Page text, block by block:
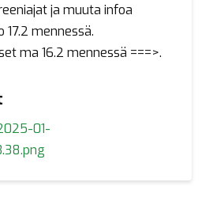
ja muuta infoa
mennessä.
ma 16.2 mennessä ===>.
01-